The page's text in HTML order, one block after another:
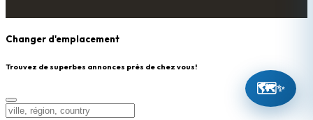
Changer d'emplacement
Trouvez de superbes annonces près de chez vous!
Changer d'emplacement
🗺️✨